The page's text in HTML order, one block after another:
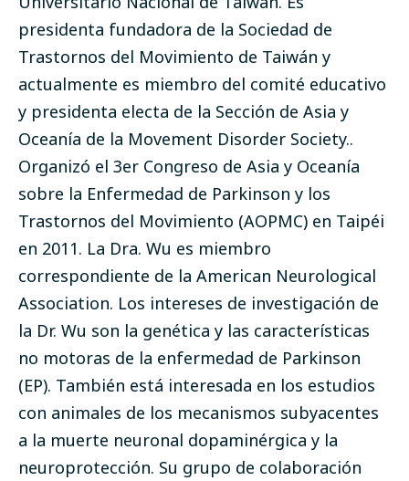
presidenta fundadora de la Sociedad de
Trastornos del Movimiento de Taiwán y
actualmente es miembro del comité educativo
y presidenta electa de la Sección de Asia y
Oceanía de la Movement Disorder Society..
Organizó el 3er Congreso de Asia y Oceanía
sobre la Enfermedad de Parkinson y los
Trastornos del Movimiento (AOPMC) en Taipéi
en 2011. La Dra. Wu es miembro
correspondiente de la American Neurological
Association. Los intereses de investigación de
la Dr. Wu son la genética y las características
no motoras de la enfermedad de Parkinson
(EP). También está interesada en los estudios
con animales de los mecanismos subyacentes
a la muerte neuronal dopaminérgica y la
neuroprotección. Su grupo de colaboración